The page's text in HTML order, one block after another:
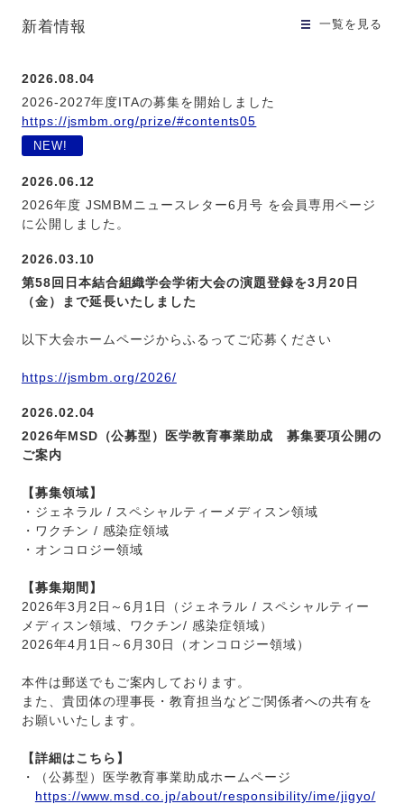
新着情報 一覧を見る
2026.08.04
2026-2027年度ITAの募集を開始しました
https://jsmbm.org/prize/#contents05
NEW!
2026.06.12
2026年度 JSMBMニュースレター6月号 を会員専用ページ
に公開しました。
2026.03.10
第58回日本結合組織学会学術大会の演題登録を3月20日
（金）まで延長いたしました
以下大会ホームページからふるってご応募ください
https://jsmbm.org/2026/
2026.02.04
2026年MSD（公募型）医学教育事業助成 募集要項公開の
ご案内
【募集領域】
・ジェネラル / スペシャルティーメディスン領域
・ワクチン / 感染症領域
・オンコロジー領域
【募集期間】
2026年3月2日～6月1日（ジェネラル / スペシャルティー
メディスン領域、ワクチン/ 感染症領域）
2026年4月1日～6月30日（オンコロジー領域）
本件は郵送でもご案内しております。
また、貴団体の理事長・教育担当などご関係者への共有を
お願いいたします。
【詳細はこちら】
・（公募型）医学教育事業助成ホームページ
https://www.msd.co.jp/about/responsibility/ime/jigyo/